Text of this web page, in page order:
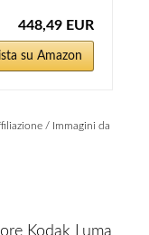
448,49 EUR
su Amazon
/ Immagini da
Kodak Luma